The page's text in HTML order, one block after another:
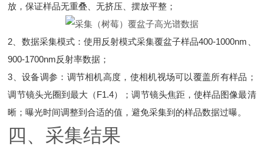
放，保证样品无重叠、无挤压、摆放平整；
2、数据采集模式：使用反射模式采集覆盆子样品400-1000nm、
900-1700nm反射率数据；
3、设备调参：调节相机高度，使相机视场可以覆盖所有样品；
调节镜头光圈到最大（F1.4）；调节镜头焦距，使样品图像最清
晰；曝光时间调整到合适的值，避免采集到的样品数据过曝。
四、采集结果